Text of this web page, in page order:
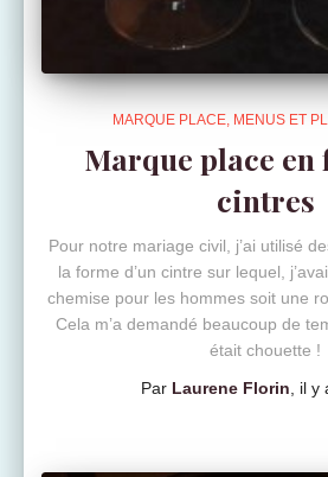
MARQUE PLACE, MENUS ET
Marque place en
cintres
Pour notre mariage civil, j’ai utilisé
la forme d’un cintre sur lequel,
chemise pour les hommes soit une
Cela m’a demandé beaucoup de
était chouette !
Par Laurene Florin , il y